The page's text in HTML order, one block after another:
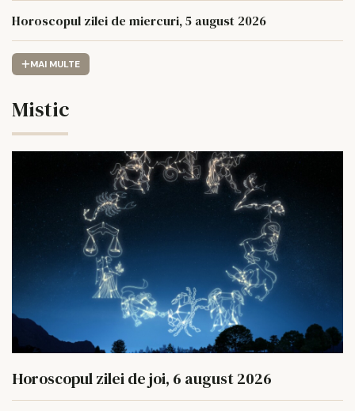
Horoscopul zilei de miercuri, 5 august 2026
MAI MULTE
Mistic
Horoscopul zilei de joi, 6 august 2026